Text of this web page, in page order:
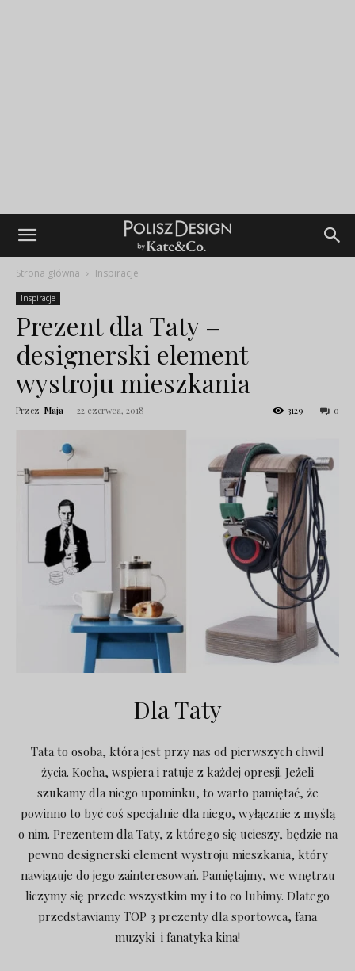
Strona główna Inspiracje
Inspiracje
Prezent dla Taty –
designerski element
wystroju mieszkania
Przez Maja - 22 czerwca, 2018 0
3129
Dla Taty
Tata to osoba, która jest przy nas od pierwszych chwil
życia. Kocha, wspiera i ratuje z każdej opresji. Jeżeli
szukamy dla niego upominku, to warto pamiętać, że
powinno to być coś specjalnie dla niego, wyłącznie z myślą
o nim. Prezentem dla Taty, z którego się ucieszy, będzie na
pewno designerski element wystroju mieszkania, który
nawiązuje do jego zainteresowań. Pamiętajmy, we wnętrzu
liczymy się przede wszystkim my i to co lubimy. Dlatego
przedstawiamy TOP 3 prezenty dla sportowca, fana
muzyki i fanatyka kina!